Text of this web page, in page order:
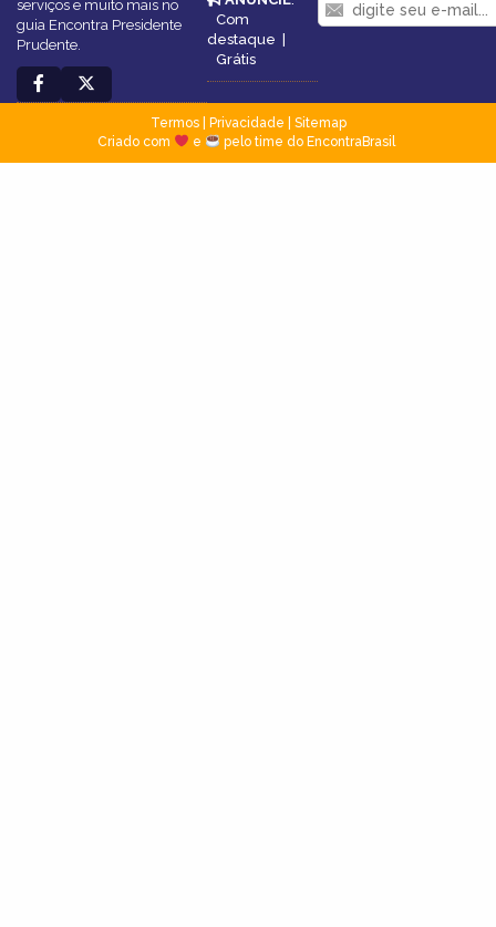
serviços e muito mais no
guia Encontra Presidente
Prudente.
Com
destaque |
Grátis
Termos| Privacidade
Sitemap
Criado com
e pelo time do EncontraBrasil